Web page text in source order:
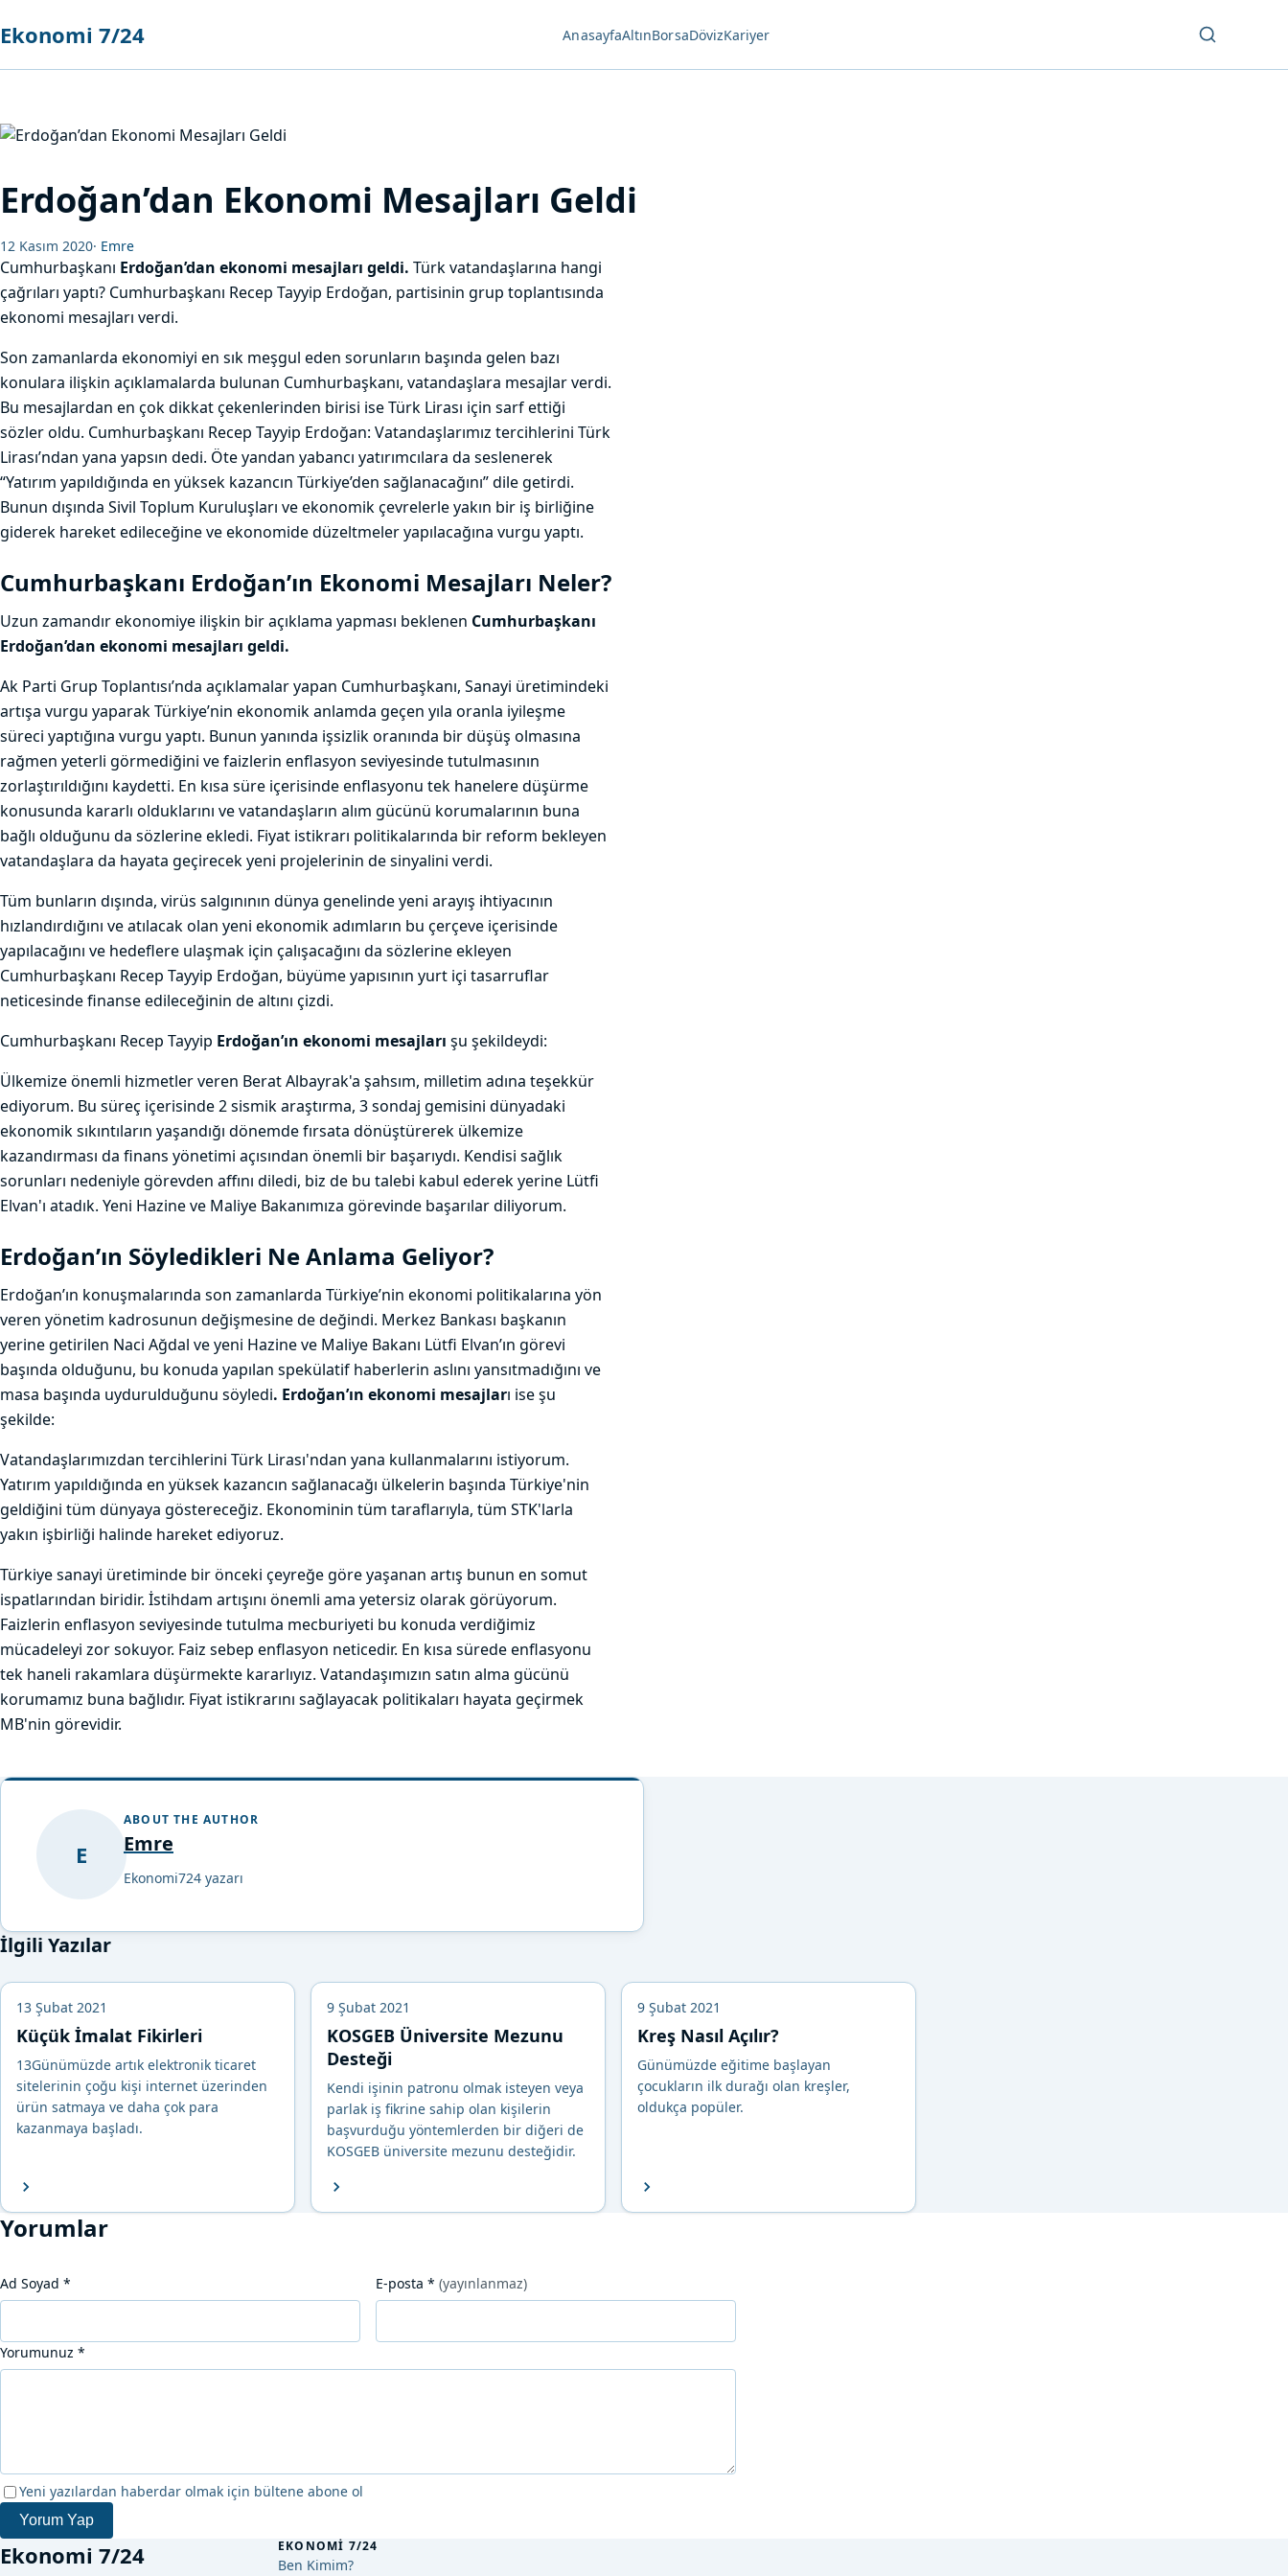
Ekonomi 7/24 AnasayfaAltınBorsaDövizKariyer
Erdoğan’dan Ekonomi Mesajları Geldi
12 Kasım 2020· Emre
Cumhurbaşkanı Erdoğan’dan ekonomi mesajları geldi. Türk vatandaşlarına hangi
çağrıları yaptı? Cumhurbaşkanı Recep Tayyip Erdoğan, partisinin grup toplantısında
ekonomi mesajları verdi.
Son zamanlarda ekonomiyi en sık meşgul eden sorunların başında gelen bazı
konulara ilişkin açıklamalarda bulunan Cumhurbaşkanı, vatandaşlara mesajlar verdi.
Bu mesajlardan en çok dikkat çekenlerinden birisi ise Türk Lirası için sarf ettiği
sözler oldu. Cumhurbaşkanı Recep Tayyip Erdoğan: Vatandaşlarımız tercihlerini Türk
Lirası’ndan yana yapsın dedi. Öte yandan yabancı yatırımcılara da seslenerek
“Yatırım yapıldığında en yüksek kazancın Türkiye’den sağlanacağını” dile getirdi.
Bunun dışında Sivil Toplum Kuruluşları ve ekonomik çevrelerle yakın bir iş birliğine
giderek hareket edileceğine ve ekonomide düzeltmeler yapılacağına vurgu yaptı.
Cumhurbaşkanı Erdoğan’ın Ekonomi Mesajları Neler?
Uzun zamandır ekonomiye ilişkin bir açıklama yapması beklenen Cumhurbaşkanı
Erdoğan’dan ekonomi mesajları geldi.
Ak Parti Grup Toplantısı’nda açıklamalar yapan Cumhurbaşkanı, Sanayi üretimindeki
artışa vurgu yaparak Türkiye’nin ekonomik anlamda geçen yıla oranla iyileşme
süreci yaptığına vurgu yaptı. Bunun yanında işsizlik oranında bir düşüş olmasına
rağmen yeterli görmediğini ve faizlerin enflasyon seviyesinde tutulmasının
zorlaştırıldığını kaydetti. En kısa süre içerisinde enflasyonu tek hanelere düşürme
konusunda kararlı olduklarını ve vatandaşların alım gücünü korumalarının buna
bağlı olduğunu da sözlerine ekledi. Fiyat istikrarı politikalarında bir reform bekleyen
vatandaşlara da hayata geçirecek yeni projelerinin de sinyalini verdi.
Tüm bunların dışında, virüs salgınının dünya genelinde yeni arayış ihtiyacının
hızlandırdığını ve atılacak olan yeni ekonomik adımların bu çerçeve içerisinde
yapılacağını ve hedeflere ulaşmak için çalışacağını da sözlerine ekleyen
Cumhurbaşkanı Recep Tayyip Erdoğan, büyüme yapısının yurt içi tasarruflar
neticesinde finanse edileceğinin de altını çizdi.
Cumhurbaşkanı Recep Tayyip Erdoğan’ın ekonomi mesajları şu şekildeydi:
Ülkemize önemli hizmetler veren Berat Albayrak'a şahsım, milletim adına teşekkür
ediyorum. Bu süreç içerisinde 2 sismik araştırma, 3 sondaj gemisini dünyadaki
ekonomik sıkıntıların yaşandığı dönemde fırsata dönüştürerek ülkemize
kazandırması da finans yönetimi açısından önemli bir başarıydı. Kendisi sağlık
sorunları nedeniyle görevden affını diledi, biz de bu talebi kabul ederek yerine Lütfi
Elvan'ı atadık. Yeni Hazine ve Maliye Bakanımıza görevinde başarılar diliyorum.
Erdoğan’ın Söyledikleri Ne Anlama Geliyor?
Erdoğan’ın konuşmalarında son zamanlarda Türkiye’nin ekonomi politikalarına yön
veren yönetim kadrosunun değişmesine de değindi. Merkez Bankası başkanın
yerine getirilen Naci Ağdal ve yeni Hazine ve Maliye Bakanı Lütfi Elvan’ın görevi
başında olduğunu, bu konuda yapılan spekülatif haberlerin aslını yansıtmadığını ve
masa başında uydurulduğunu söyledi. Erdoğan’ın ekonomi mesajları ise şu
şekilde:
Vatandaşlarımızdan tercihlerini Türk Lirası'ndan yana kullanmalarını istiyorum.
Yatırım yapıldığında en yüksek kazancın sağlanacağı ülkelerin başında Türkiye'nin
geldiğini tüm dünyaya göstereceğiz. Ekonominin tüm taraflarıyla, tüm STK'larla
yakın işbirliği halinde hareket ediyoruz.
Türkiye sanayi üretiminde bir önceki çeyreğe göre yaşanan artış bunun en somut
ispatlarından biridir. İstihdam artışını önemli ama yetersiz olarak görüyorum.
Faizlerin enflasyon seviyesinde tutulma mecburiyeti bu konuda verdiğimiz
mücadeleyi zor sokuyor. Faiz sebep enflasyon neticedir. En kısa sürede enflasyonu
tek haneli rakamlara düşürmekte kararlıyız. Vatandaşımızın satın alma gücünü
korumamız buna bağlıdır. Fiyat istikrarını sağlayacak politikaları hayata geçirmek
MB'nin görevidir.
E
ABOUT THE AUTHOR
Emre
Ekonomi724 yazarı
İlgili Yazılar
13 Şubat 2021
Küçük İmalat Fikirleri
13Günümüzde artık elektronik ticaret
sitelerinin çoğu kişi internet üzerinden
ürün satmaya ve daha çok para
kazanmaya başladı.
9 Şubat 2021
KOSGEB Üniversite Mezunu
Desteği
Kendi işinin patronu olmak isteyen veya
parlak iş fikrine sahip olan kişilerin
başvurduğu yöntemlerden bir diğeri de
KOSGEB üniversite mezunu desteğidir.
9 Şubat 2021
Kreş Nasıl Açılır?
Günümüzde eğitime başlayan
çocukların ilk durağı olan kreşler,
oldukça popüler.
Yorumlar
Ad Soyad * E-posta * (yayınlanmaz)
Yorumunuz *
Yeni yazılardan haberdar olmak için bültene abone ol
Yorum Yap
Ekonomi 7/24 EKONOMI 7/24
Ben Kimim?